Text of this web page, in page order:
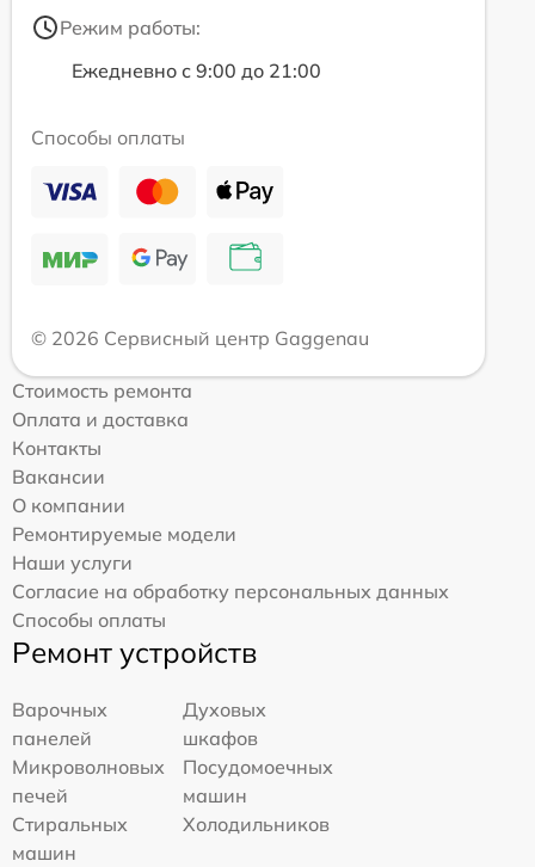
Режим работы:
Ежедневно с 9:00 до 21:00
Способы оплаты
© 2026 Сервисный центр Gaggenau
Стоимость ремонта
Оплата и доставка
Контакты
Вакансии
О компании
Ремонтируемые модели
Наши услуги
Согласие на обработку персональных данных
Способы оплаты
Ремонт устройств
Варочных
панелей
Духовых
шкафов
Микроволновых
печей
Посудомоечных
машин
Стиральных
машин
Холодильников